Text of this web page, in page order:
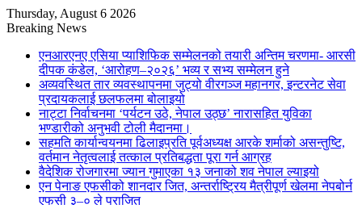
Thursday, August 6 2026
Breaking News
एनआरएनए एसिया प्याशिफिक सम्मेलनको तयारी अन्तिम चरणमा- आरसी
दीपक कंडेल, ‘आरोहण–२०२६’ भव्य र सभ्य सम्मेलन हुने
अव्यवस्थित तार व्यवस्थापनमा जुट्यो वीरगञ्ज महानगर, इन्टरनेट सेवा
प्रदायकलाई छलफलमा बोलाइयो
नाट्टा निर्वाचनमा ‘पर्यटन उठे, नेपाल उठ्छ’ नारासहित युविका
भण्डारीको अनुभवी टोली मैदानमा।
सहमति कार्यान्वयनमा ढिलाइप्रति पूर्वअध्यक्ष आरके शर्माको असन्तुष्टि,
वर्तमान नेतृत्वलाई तत्काल प्रतिबद्धता पूरा गर्न आग्रह
वैदेशिक रोजगारमा ज्यान गुमाएका १३ जनाको शव नेपाल ल्याइयो
एन पेनाङ एफसीको शानदार जित, अन्तर्राष्ट्रिय मैत्रीपूर्ण खेलमा नेपबोर्न
एफसी ३–० ले पराजित